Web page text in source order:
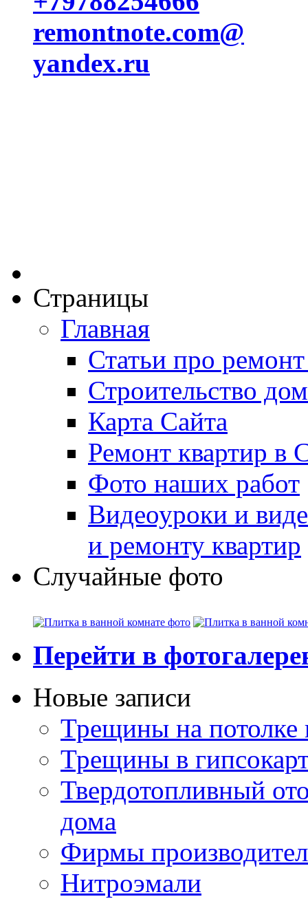
remontnote.com@
yandex.ru
Страницы
Главная
Статьи про
Строительство
Карта Сайта
Ремонт квартир в
Фото наших работ
Видеоуроки и
и ремонту квартир
Случайные фото
Перейти в
Новые записи
Трещины на потолке
Трещины в
Твердотопливный
дома
Фирмы
Нитроэмали